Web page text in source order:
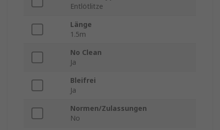
Entlötlitze
Länge
1.5m
No Clean
Ja
Bleifrei
Ja
Normen/Zulassungen
No